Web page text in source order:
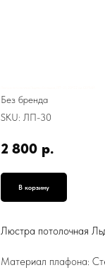
Без бренда
SKU: ЛП-30
2 800 р.
В корзину
Люстра потолочная
Материал плафона: